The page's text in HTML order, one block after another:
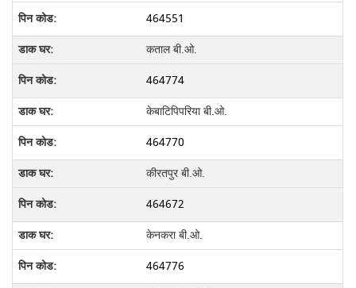
464551
कताल बी.ओ.
464774
केबाटिपिपरिया बी.ओ.
464770
कीरतपुर बी.ओ.
464672
केनकरा बी.ओ.
464776